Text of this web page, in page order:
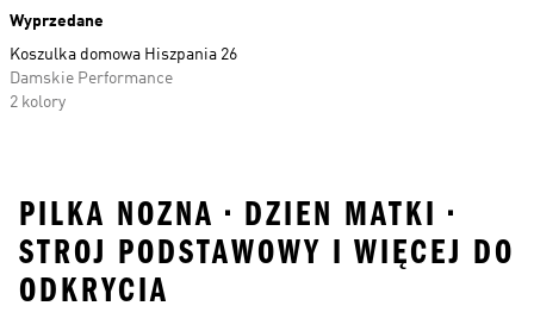
Wyprzedane
Koszulka domowa Hiszpania 26
Damskie Performance
2 kolory
PILKA NOZNA • DZIEN MATKI •
STROJ PODSTAWOWY I WIĘCEJ DO
ODKRYCIA